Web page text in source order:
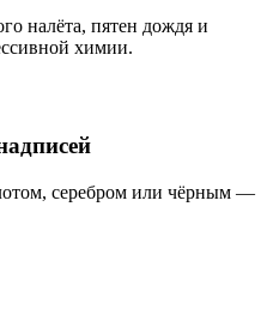
налёта, пятен дождя и
химии.
серебром или чёрным —